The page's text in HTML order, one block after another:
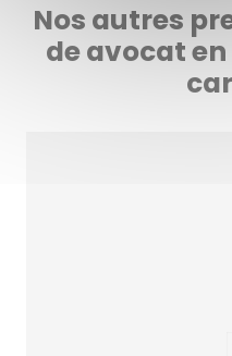
Nos autres
de avocat